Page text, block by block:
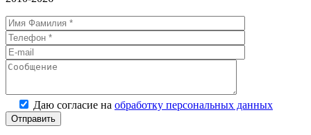
Даю согласие на обработку персональных данных